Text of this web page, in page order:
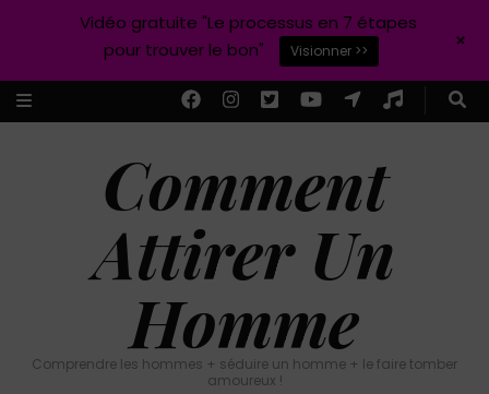
Comment
Attirer Un
Homme
Comprendre les hommes + séduire un homme + le faire tomber
amoureux !
Vidéo gratuite "Le processus en 7 étapes
pour trouver le bon"
Visionner >> +